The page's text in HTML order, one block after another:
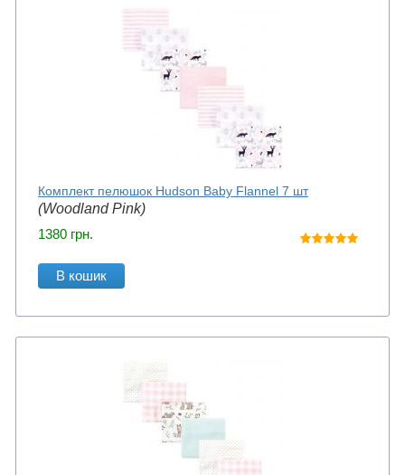
Комплект пелюшок Hudson Baby Flannel 7 шт
(Woodland Pink)
1380 грн.
В кошик